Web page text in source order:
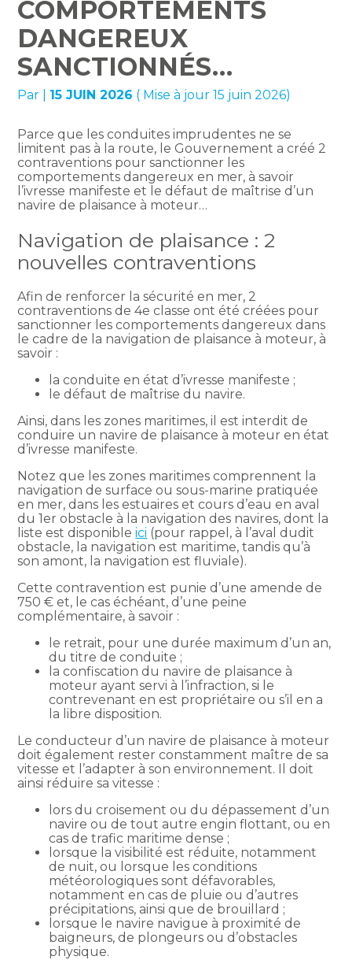
COMPORTEMENTS
DANGEREUX
SANCTIONNÉS…
Par 15 JUIN 2026 ( Mise à jour 15 juin 2026)
Parce que les conduites imprudentes ne se
limitent pas à la route, le Gouvernement a créé 2
contraventions pour sanctionner les
comportements dangereux en mer, à savoir
l’ivresse manifeste et le défaut de maîtrise d’un
navire de plaisance à moteur…
Navigation de plaisance : 2
nouvelles contraventions
Afin de renforcer la sécurité en mer, 2
contraventions de 4e classe ont été créées pour
sanctionner les comportements dangereux dans
le cadre de la navigation de plaisance à moteur, à
savoir :
la conduite en état d’ivresse manifeste ;
le défaut de maîtrise du navire.
Ainsi, dans les zones maritimes, il est interdit de
conduire un navire de plaisance à moteur en état
d’ivresse manifeste.
Notez que les zones maritimes comprennent la
navigation de surface ou sous-marine pratiquée
en mer, dans les estuaires et cours d’eau en aval
du 1er obstacle à la navigation des navires, dont la
liste est disponibleici (pour rappel, à l’aval dudit
obstacle, la navigation est maritime, tandis qu’à
son amont, la navigation est fluviale).
Cette contravention est punie d’une amende de
750 € et, le cas échéant, d’une peine
complémentaire, à savoir :
le retrait, pour une durée maximum d’un an,
du titre de conduite ;
la confiscation du navire de plaisance à
moteur ayant servi à l’infraction, si le
contrevenant en est propriétaire ou s’il en a
la libre disposition.
Le conducteur d’un navire de plaisance à moteur
doit également rester constamment maître de sa
vitesse et l’adapter à son environnement. Il doit
ainsi réduire sa vitesse :
lors du croisement ou du dépassement d’un
navire ou de tout autre engin flottant, ou en
cas de trafic maritime dense ;
lorsque la visibilité est réduite, notamment
de nuit, ou lorsque les conditions
météorologiques sont défavorables,
notamment en cas de pluie ou d’autres
précipitations, ainsi que de brouillard ;
lorsque le navire navigue à proximité de
baigneurs, de plongeurs ou d’obstacles
physique.